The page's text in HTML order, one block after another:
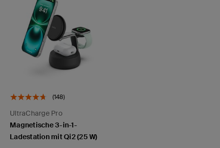
(148)
UltraCharge Pro
Magnetische 3-in-1-
Ladestation mit Qi2 (25 W)